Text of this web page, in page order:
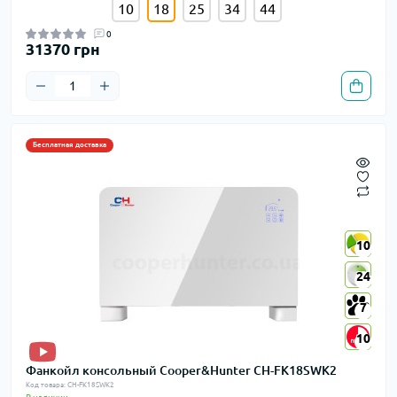
10 18 25 34 44
0
31370 грн
Бесплатная доставка
10
24
7
10
10
24
7
10
Фанкойл консольный Cooper&Hunter CH-FK18SWK2
Код товара: CH-FK18SWK2